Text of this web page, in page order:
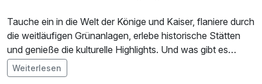
Tauche ein in die Welt der Könige und Kaiser, flaniere durch
die weitläufigen Grünanlagen, erlebe historische Stätten
und genieße die kulturelle Highlights. Und was gibt es
Schöneres, als nach einem Tag in der Stadt den Abend
entspannt am See oder gemütlich im Restaurant zu
Im Angebot enthalten
Weiterlesen